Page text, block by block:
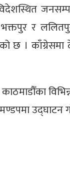
भक्तपुर र
छ ।